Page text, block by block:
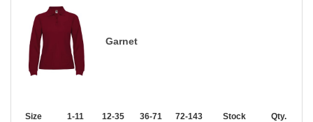
Garnet
Size 1-11 12-35 36-71 72-143 144-287 288 + More
Stock Qty.